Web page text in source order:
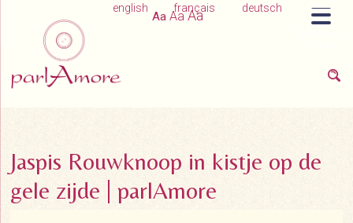
english français deutsch
Aa Aa Aa
Jaspis Rouwknoop in kistje op de
gele zijde | parlAmore